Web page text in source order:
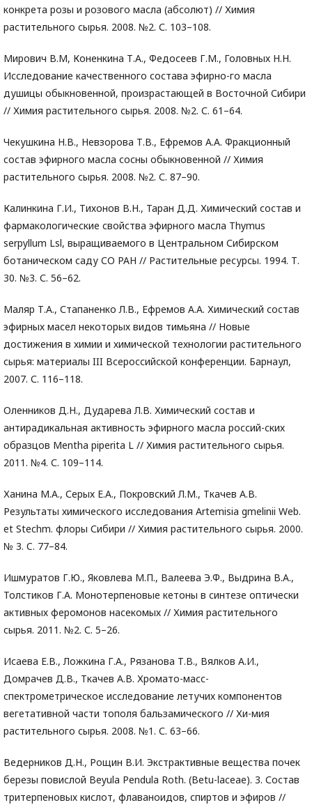
конкрета розы и розового масла (абсолют) // Химия
растительного сырья. 2008. №2. С. 103–108.
Мирович В.М, Коненкина Т.А., Федосеев Г.М., Головных Н.Н.
Исследование качественного состава эфирно-го масла
душицы обыкновенной, произрастающей в Восточной Сибири
// Химия растительного сырья. 2008. №2. С. 61–64.
Чекушкина Н.В., Невзорова Т.В., Ефремов А.А. Фракционный
состав эфирного масла сосны обыкновенной // Химия
растительного сырья. 2008. №2. С. 87–90.
Калинкина Г.И., Тихонов В.Н., Таран Д.Д. Химический состав и
фармакологические свойства эфирного масла Thymus
serpyllum Lsl, выращиваемого в Центральном Сибирском
ботаническом саду СО РАН // Растительные ресурсы. 1994. Т.
30. №3. С. 56–62.
Маляр Т.А., Стапаненко Л.В., Ефремов А.А. Химический состав
эфирных масел некоторых видов тимьяна // Новые
достижения в химии и химической технологии растительного
сырья: материалы III Всероссийской конференции. Барнаул,
2007. С. 116–118.
Оленников Д.Н., Дударева Л.В. Химический состав и
антирадикальная активность эфирного масла россий-ских
образцов Mentha piperita L // Химия растительного сырья.
2011. №4. С. 109–114.
Ханина М.А., Серых Е.А., Покровский Л.М., Ткачев А.В.
Результаты химического исследования Artemisia gmelinii Web.
et Stechm. флоры Сибири // Химия растительного сырья. 2000.
№ 3. C. 77–84.
Ишмуратов Г.Ю., Яковлева М.П., Валеева Э.Ф., Выдрина В.А.,
Толстиков Г.А. Монотерпеновые кетоны в синтезе оптически
активных феромонов насекомых // Химия растительного
сырья. 2011. №2. С. 5–26.
Исаева Е.В., Ложкина Г.А., Рязанова Т.В., Вялков А.И.,
Домрачев Д.В., Ткачев А.В. Хромато-масс-
спектрометрическое исследование летучих компонентов
вегетативной части тополя бальзамического // Хи-мия
растительного сырья. 2008. №1. С. 63–66.
Ведерников Д.Н., Рощин В.И. Экстрактивные вещества почек
березы повислой Beyula Pendula Roth. (Betu-laceae). 3. Состав
тритерпеновых кислот, флаваноидов, спиртов и эфиров //